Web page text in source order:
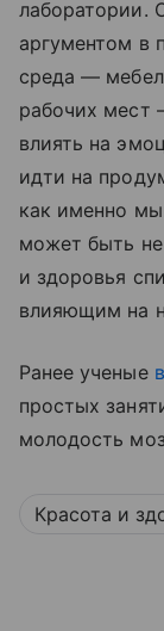
лаборатории.
аргументом в
среда —
рабочих мест
влиять на
идти на
как именно
может быть
и здоровья
влияющим на
Ранее ученые
простых
молодость
Красота и